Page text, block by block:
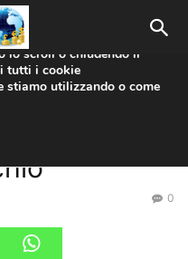
e la
0
esperienza sul nostro
lo scroll o chiudendo il
tutti i cookie
stiamo utilizzando o come